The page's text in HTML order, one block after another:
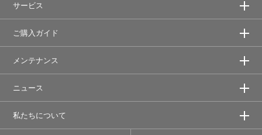
サービス
ご購入ガイド
メンテナンス
ニュース
私たちについて